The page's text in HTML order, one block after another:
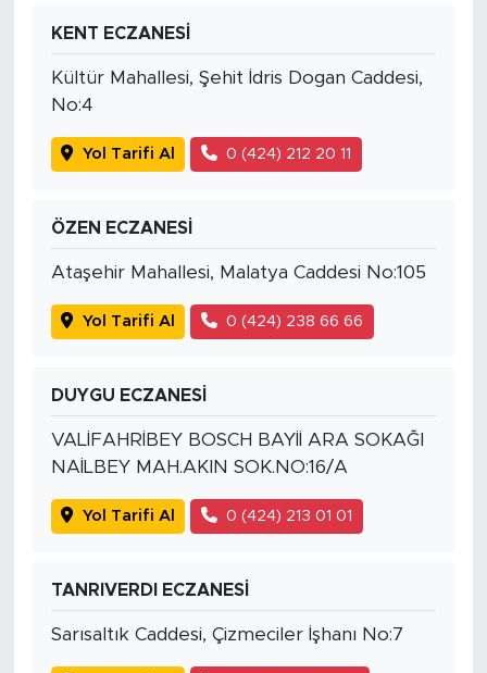
KENT ECZANESİ
Kültür Mahallesi, Şehit İdris Dogan Caddesi,
No:4
Yol Tarifi Al 0 (424) 212 20 11
ÖZEN ECZANESİ
Ataşehir Mahallesi, Malatya Caddesi No:105
Yol Tarifi Al 0 (424) 238 66 66
DUYGU ECZANESİ
VALİFAHRİBEY BOSCH BAYİİ ARA SOKAĞI
NAİLBEY MAH.AKIN SOK.NO:16/A
Yol Tarifi Al 0 (424) 213 01 01
TANRIVERDI ECZANESİ
Sarısaltık Caddesi, Çizmeciler İşhanı No:7